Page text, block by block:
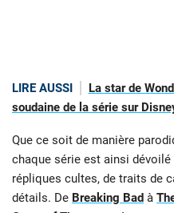
LIRE AUSSI
La star de
soudaine de la série sur
Que ce soit de manière
chaque série est ainsi
répliques cultes, de traits de
détails. De Breaking Bad à